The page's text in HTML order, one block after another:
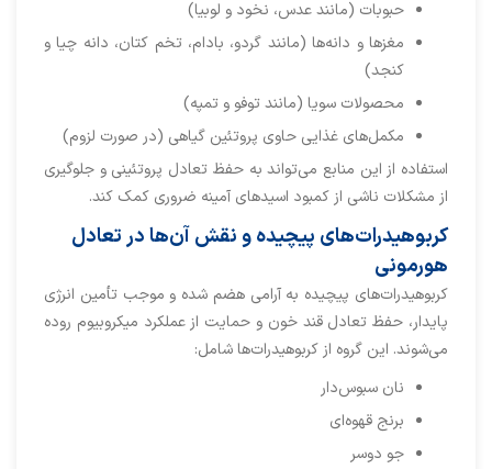
حبوبات (مانند عدس، نخود و لوبیا)
مغزها و دانه‌ها (مانند گردو، بادام، تخم کتان، دانه چیا و
کنجد)
محصولات سویا (مانند توفو و تمپه)
مکمل‌های غذایی حاوی پروتئین گیاهی (در صورت لزوم)
استفاده از این منابع می‌تواند به حفظ تعادل پروتئینی و جلوگیری
از مشکلات ناشی از کمبود اسیدهای آمینه ضروری کمک کند.
کربوهیدرات‌های پیچیده و نقش آن‌ها در تعادل
هورمونی
کربوهیدرات‌های پیچیده به آرامی هضم شده و موجب تأمین انرژی
پایدار، حفظ تعادل قند خون و حمایت از عملکرد میکروبیوم روده
می‌شوند. این گروه از کربوهیدرات‌ها شامل:
نان سبوس‌دار
برنج قهوه‌ای
جو دوسر